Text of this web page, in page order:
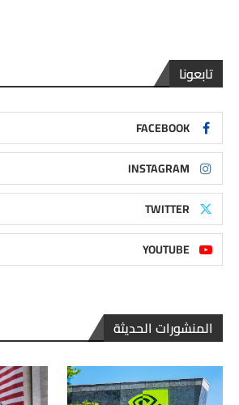
تابعونا
FACEBOOK
INSTAGRAM
TWITTER
YOUTUBE
المنشورات الحديثة